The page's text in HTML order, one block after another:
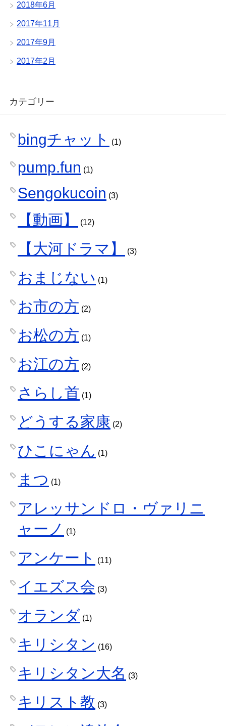
2018年6月
2017年11月
2017年9月
2017年2月
カテゴリー
bingチャット (1)
pump.fun (1)
Sengokucoin (3)
【動画】 (12)
【大河ドラマ】 (3)
おまじない (1)
お市の方 (2)
お松の方 (1)
お江の方 (2)
さらし首 (1)
どうする家康 (2)
ひこにゃん (1)
まつ (1)
アレッサンドロ・ヴァリニ
ャーノ
(1)
アンケート (11)
イエズス会 (3)
オランダ (1)
キリシタン (16)
キリシタン大名 (3)
キリスト教 (3)